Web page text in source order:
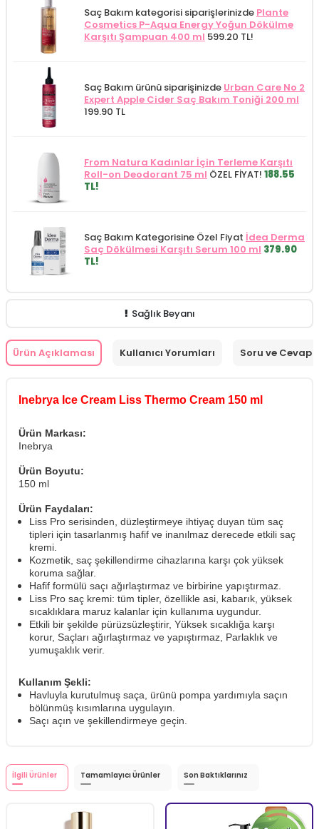
Saç Bakım kategorisi siparişlerinizde Plante
Cosmetics P-Aqua Energy Yoğun Dökülme
Karşıtı Şampuan 400 ml 599.20 TL!
Saç Bakım ürünü siparişinizde Urban Care No 2
Expert Apple Cider Saç Bakım Toniği 200 ml
199.90 TL
From Natura Kadınlar İçin Terleme Karşıtı
Roll-on Deodorant 75 ml ÖZEL FİYAT! 188.55
TL!
Saç Bakım Kategorisine Özel Fiyat İdea Derma
Saç Dökülmesi Karşıtı Serum 100 ml 379.90
TL!
Sağlık Beyanı
Ürün Açıklaması Kullanıcı Yorumları Soru ve Cevap
Inebrya Ice Cream Liss Thermo Cream 150 ml
Ürün Markası:
Inebrya
Ürün Boyutu:
150 ml
Ürün Faydaları:
Liss Pro serisinden, düzleştirmeye ihtiyaç duyan tüm saç
tipleri için tasarlanmış hafif ve inanılmaz derecede etkili saç
kremi.
Kozmetik, saç şekillendirme cihazlarına karşı çok yüksek
koruma sağlar.
Hafif formülü saçı ağırlaştırmaz ve birbirine yapıştırmaz.
Liss Pro saç kremi: tüm tipler, özellikle asi, kabarık, yüksek
sıcaklıklara maruz kalanlar için kullanıma uygundur.
Etkili bir şekilde pürüzsüzleştirir, Yüksek sıcaklığa karşı
korur, Saçları ağırlaştırmaz ve yapıştırmaz, Parlaklık ve
yumuşaklık verir.
Kullanım Şekli:
Havluyla kurutulmuş saça, ürünü pompa yardımıyla saçın
bölünmüş kısımlarına uygulayın.
Saçı açın ve şekillendirmeye geçin.
İlgili Ürünler Tamamlayıcı Ürünler Son Baktıklarınız